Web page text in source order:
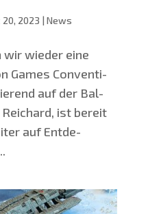
2023 | News
wir wie­der eine
Games Con­ven­ti­
auf der Bal­
ist bereit
auf Ent­de­